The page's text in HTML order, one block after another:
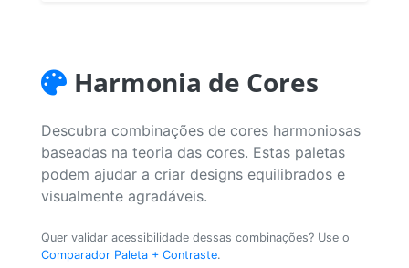
Harmonia de Cores
Descubra combinações de cores harmoniosas
baseadas na teoria das cores. Estas paletas
podem ajudar a criar designs equilibrados e
visualmente agradáveis.
Quer validar acessibilidade dessas combinações? Use o
Comparador Paleta + Contraste.